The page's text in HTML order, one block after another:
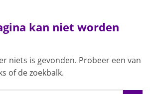
kan niet worden
niets is gevonden. Probeer een van
of de zoekbalk.